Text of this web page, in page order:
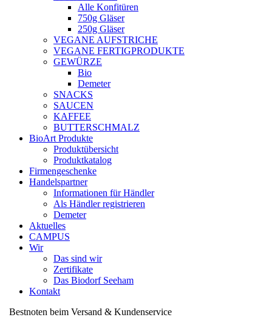
Alle Konfitüren
750g Gläser
250g Gläser
VEGANE AUFSTRICHE
VEGANE FERTIGPRODUKTE
GEWÜRZE
Bio
Demeter
SNACKS
SAUCEN
KAFFEE
BUTTERSCHMALZ
BioArt Produkte
Produktübersicht
Produktkatalog
Firmengeschenke
Handelspartner
Informationen für Händler
Als Händler registrieren
Demeter
Aktuelles
CAMPUS
Wir
Das sind wir
Zertifikate
Das Biodorf Seeham
Kontakt
Bestnoten beim Versand & Kundenservice